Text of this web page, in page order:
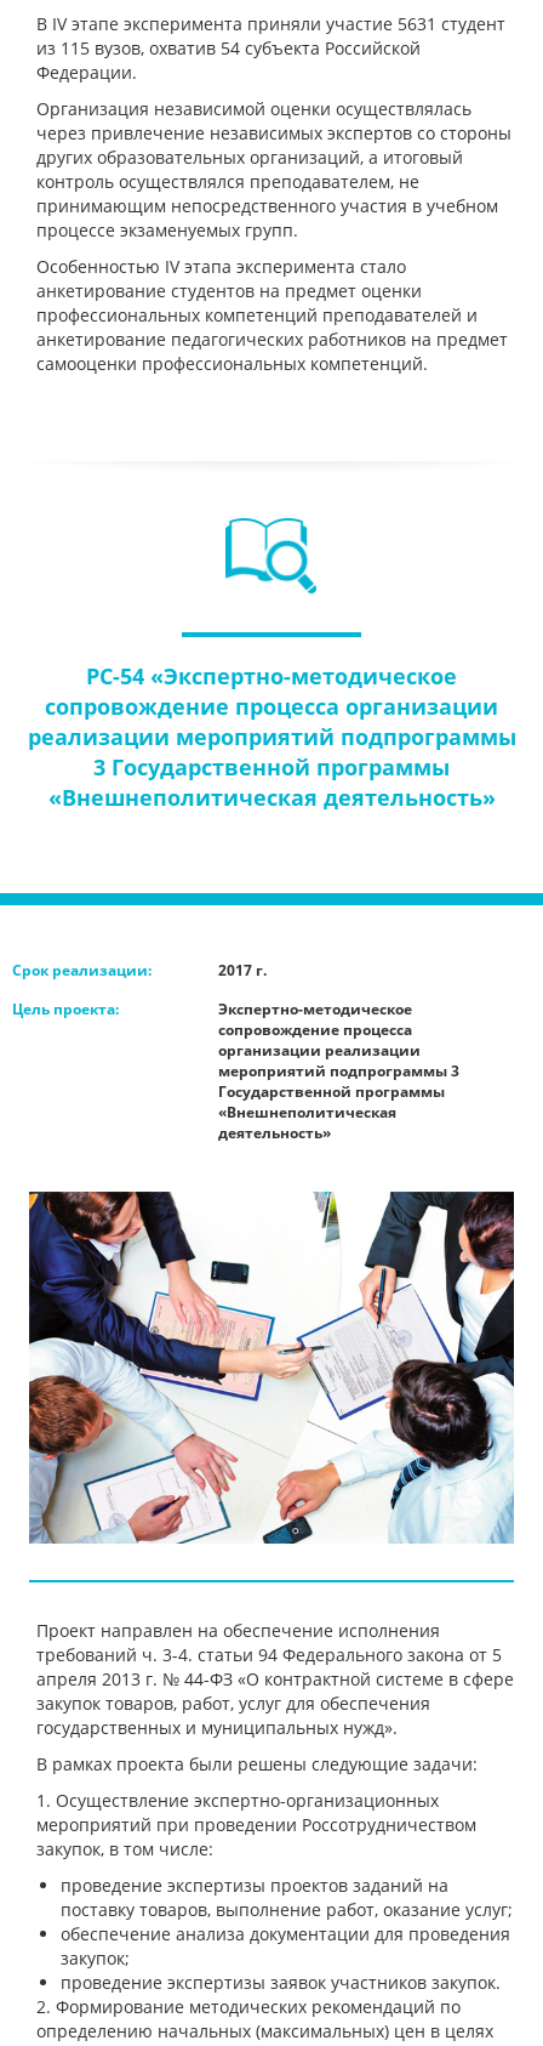
В IV этапе эксперимента приняли участие 5631 студент
из 115 вузов, охватив 54 субъекта Российской
Федерации.
Организация независимой оценки осуществлялась
через привлечение независимых экспертов со стороны
других образовательных организаций, а итоговый
контроль осуществлялся преподавателем, не
принимающим непосредственного участия в учебном
процессе экзаменуемых групп.
Особенностью IV этапа эксперимента стало
анкетирование студентов на предмет оценки
профессиональных компетенций преподавателей и
анкетирование педагогических работников на предмет
самооценки профессиональных компетенций.
РС-54 «Экспертно-методическое
сопровождение процесса организации
реализации мероприятий подпрограммы
3 Государственной программы
«Внешнеполитическая деятельность»
Срок реализации:
Цель проекта:
2017 г.
Экспертно-методическое
сопровождение процесса
организации реализации
мероприятий подпрограммы 3
Государственной программы
«Внешнеполитическая
деятельность»
Проект направлен на обеспечение исполнения
требований ч. 3-4. статьи 94 Федерального закона от 5
апреля 2013 г. № 44-ФЗ «О контрактной системе в сфере
закупок товаров, работ, услуг для обеспечения
государственных и муниципальных нужд».
В рамках проекта были решены следующие задачи:
1. Осуществление экспертно-организационных
мероприятий при проведении Россотрудничеством
закупок, в том числе:
проведение экспертизы проектов заданий на
поставку товаров, выполнение работ, оказание услуг;
обеспечение анализа документации для проведения
закупок;
проведение экспертизы заявок участников закупок.
2. Формирование методических рекомендаций по
определению начальных (максимальных) цен в целях